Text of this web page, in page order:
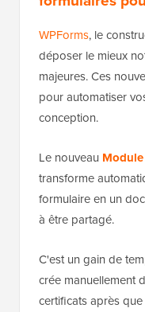
WPForms, le
déposer le mieux
majeures. Ces
pour automatiser
conception.
Le nouveau
transforme
formulaire en un
à être partagé.
C'est un gain de
crée manuellement
certificats après